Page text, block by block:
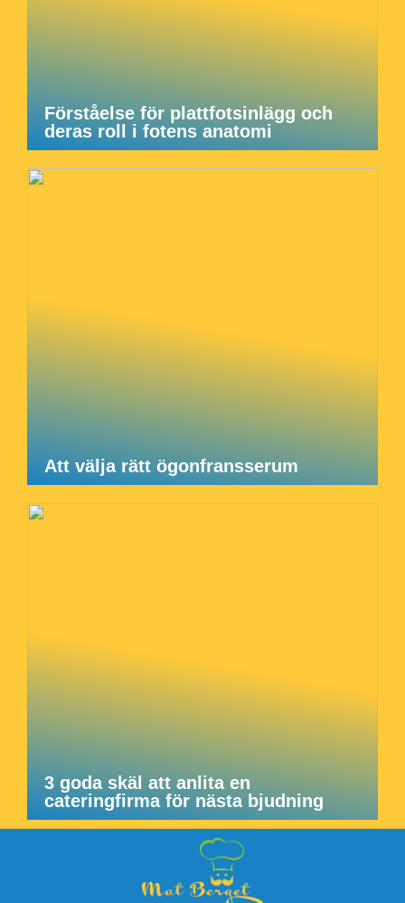
Förståelse för plattfotsinlägg och
deras roll i fotens anatomi
Att välja rätt ögonfransserum
3 goda skäl att anlita en
cateringfirma för nästa bjudning